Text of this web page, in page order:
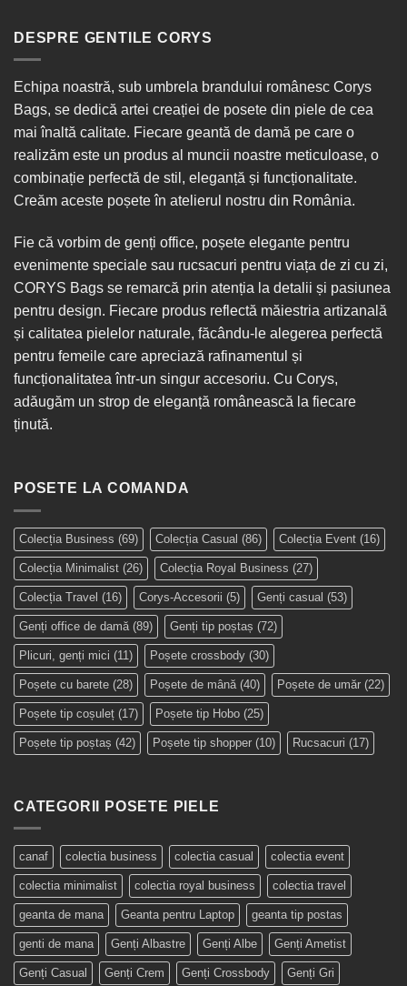
DESPRE GENTILE CORYS
Echipa noastră, sub umbrela brandului românesc Corys
Bags, se dedică artei creației de posete din piele de cea
mai înaltă calitate. Fiecare geantă de damă pe care o
realizăm este un produs al muncii noastre meticuloase, o
combinație perfectă de stil, eleganță și funcționalitate.
Creăm aceste poșete în atelierul nostru din România.
Fie că vorbim de genți office, poșete elegante pentru
evenimente speciale sau rucsacuri pentru viața de zi cu zi,
CORYS Bags se remarcă prin atenția la detalii și pasiunea
pentru design. Fiecare produs reflectă măiestria artizanală
și calitatea pielelor naturale, făcându-le alegerea perfectă
pentru femeile care apreciază rafinamentul și
funcționalitatea într-un singur accesoriu. Cu Corys,
adăugăm un strop de eleganță românească la fiecare
ținută.
POSETE LA COMANDA
Colecția Business (69) Colecția Casual (86) Colecția Event (16)
Colecția Minimalist (26) Colecția Royal Business (27)
Colecția Travel (16) Corys-Accesorii (5) Genți casual (53)
Genți office de damă (89) Genți tip poștaș (72)
Plicuri, genți mici (11) Poșete crossbody (30)
Poșete cu barete (28) Poșete de mână (40) Poșete de umăr (22)
Poșete tip coșuleț (17) Poșete tip Hobo (25)
Poșete tip poștaș (42) Poșete tip shopper (10) Rucsacuri (17)
CATEGORII POSETE PIELE
canaf colectia business colectia casual colectia event
colectia minimalist colectia royal business colectia travel
geanta de mana Geanta pentru Laptop geanta tip postas
genti de mana Genți Albastre Genți Albe Genți Ametist
Genți Casual Genți Crem Genți Crossbody Genți Gri